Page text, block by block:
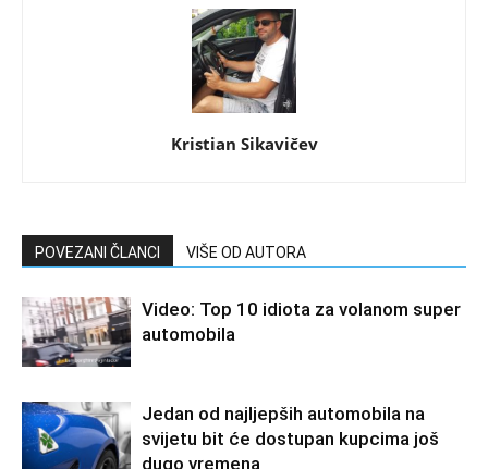
Kristian Sikavičev
POVEZANI ČLANCI VIŠE OD AUTORA
Video: Top 10 idiota za volanom super
automobila
Jedan od najljepših automobila na
svijetu bit će dostupan kupcima još
dugo vremena